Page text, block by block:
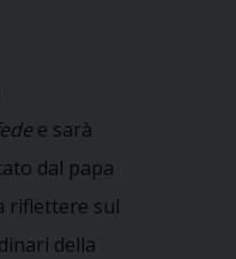
e sarà
dal papa
riflettere sul
della